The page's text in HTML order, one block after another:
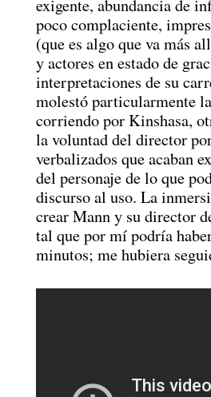
exigente, abundancia de
poco complaciente,
(que es algo que va más
y actores en estado de
interpretaciones de su
molestó particularmente
corriendo por Kinshasa,
la voluntad del director
verbalizados que acaban
del personaje de lo que
discurso al uso. La
crear Mann y su director
tal que por mí podría
minutos; me hubiera